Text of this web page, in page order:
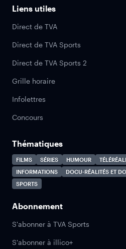
Liens utiles
Direct de TVA
Direct de TVA Sports
Direct de TVA Sports 2
Grille horaire
Infolettres
Concours
Thématiques
FILMS SÉRIES HUMOUR
INFORMATIONS
DOCU-RÉALITÉS ET
SPORTS
Abonnement
S'abonner à TVA Sports
S'abonner à illico+